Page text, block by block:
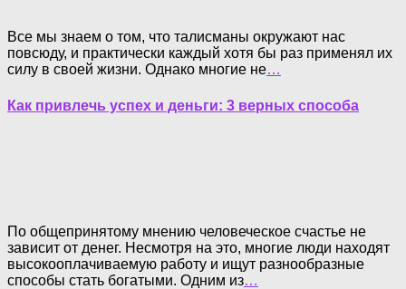
Все мы знаем о том, что талисманы окружают нас
повсюду, и практически каждый хотя бы раз применял их
силу в своей жизни. Однако многие не…
Как привлечь успех и деньги: 3 верных способа
По общепринятому мнению человеческое счастье не
зависит от денег. Несмотря на это, многие люди находят
высокооплачиваемую работу и ищут разнообразные
способы стать богатыми. Одним из…